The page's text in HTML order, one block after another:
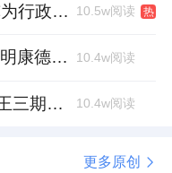
恒隆集团委任56岁蔡德粦为行政总裁、年薪2052万港元，曾任星巴克中国CEO 10.5w阅读 热
从“市梦率”到“硬实力”：药明康德如何用业绩填平2021年估值鸿沟？ 10.4w阅读
即将耀世开盘，天河断货王三期认筹倒计时，抢席趁现在 10.4w阅读
更多原创